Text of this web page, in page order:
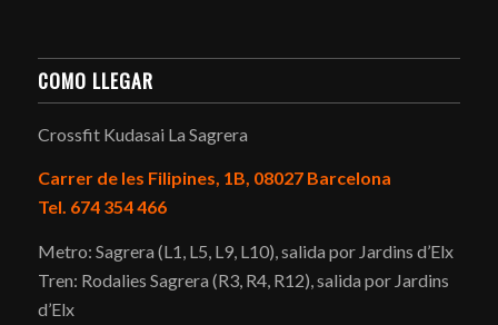
COMO LLEGAR
Crossfit Kudasai La Sagrera
Carrer de les Filipines, 1B, 08027 Barcelona
Tel. 674 354 466
Metro: Sagrera (L1, L5, L9, L10), salida por Jardins d’Elx
Tren: Rodalies Sagrera (R3, R4, R12), salida por Jardins
d’Elx